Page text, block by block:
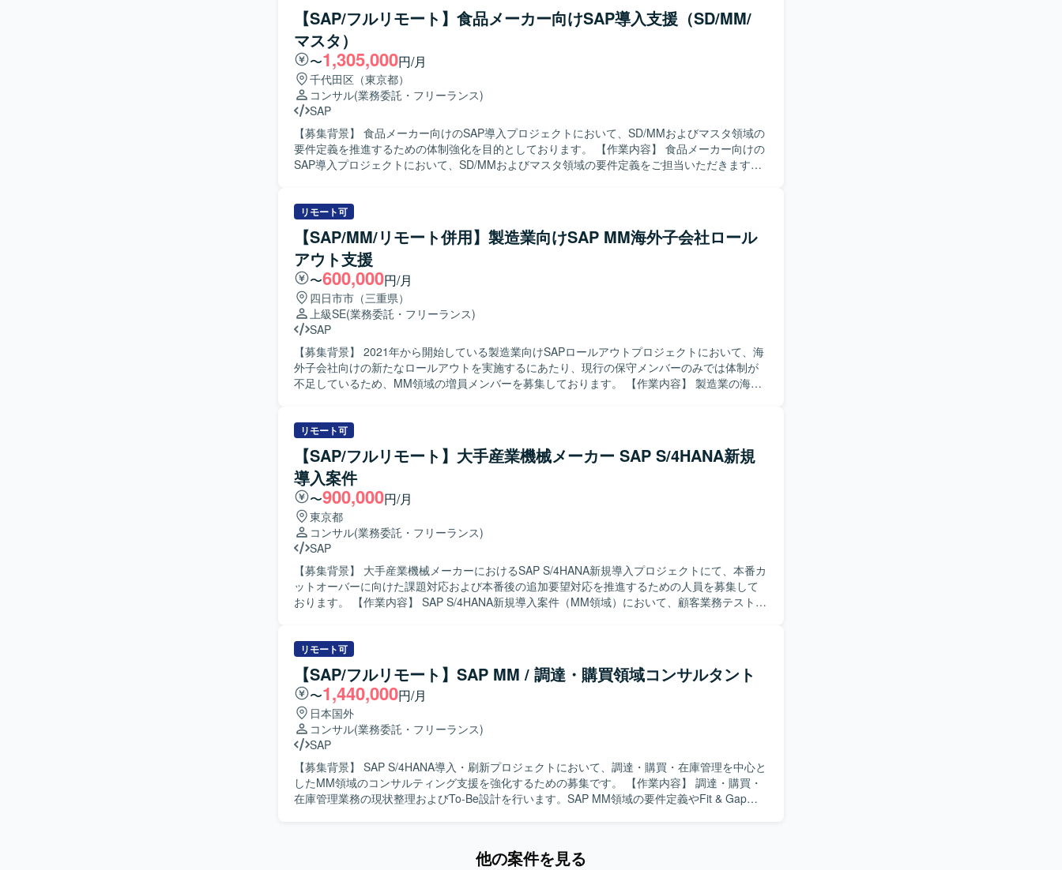
内容を開発工程に引き継ぎ、設計完了後は開発フェーズにも関与いただく想定です。 【求める
人物像】 顧客担当者やチームメンバーと積極的にコミュニケーションを図りながら、要件を正
しく汲み取り整理していける方を求めております。自ら課題を抽出し、周囲と協力しながら解
決に向けて主体的に動ける方にマッチするポジションです。 【ポジションの魅力】 大規模メー
カーの基幹となる管理システムの共通化プロジェクトに参画いただくことで、複数モジュール
をまたいだSAP導入・設計経験を積むことができます。上流工程から開発工程まで一連の流れ
に関わることで、業務知識と技術スキルの双方を高められる環境です。 【開発環境】 SAPを中
心とした生産・販売管理システムの構築環境となります。SD,MM,FI,COなど複数モジュールを
対象とした設計および開発を行います。
【SAP/フルリモート】食品メーカー向けSAP導入支援（SD/MM/
マスタ）
〜1,305,000円/月
千代田区（東京都）
コンサル(業務委託・フリーランス)
SAP
【募集背景】 食品メーカー向けのSAP導入プロジェクトにおいて、SD/MMおよびマスタ領域の
要件定義を推進するための体制強化を目的としております。 【作業内容】 食品メーカー向けの
SAP導入プロジェクトにおいて、SD/MMおよびマスタ領域の要件定義をご担当いただきます。
流工程をリードできる方を求めております。 【ポジションの魅力】 食品メーカー向けの大規模
SAP導入プロジェクトにおいて、SD/MMおよびマスタ領域の上流工程をリードする経験を積む
ことができます。 【開発環境】 SAPを中心としたERP環境での導入プロジェクトとなります。
リモート可
【SAP/MM/リモート併用】製造業向けSAP MM海外子会社ロール
アウト支援
〜600,000円/月
四日市市（三重県）
上級SE(業務委託・フリーランス)
SAP
【募集背景】 2021年から開始している製造業向けSAPロールアウトプロジェクトにおいて、海
外子会社向けの新たなロールアウトを実施するにあたり、現行の保守メンバーのみでは体制が
不足しているため、MM領域の増員メンバーを募集しております。 【作業内容】 製造業の海外
て、業務要件の整理を中心とした上流工程、またはABAP開発を中心とした実装工程のいずれ
か、もしくは両方をお任せいたします。 【求める人物像】 SAP MM領域への理解を深めながら
主体的に業務に取り組んでいただける方、ステークホルダーとコミュニケーションをとりなが
ら業務要件の整理や開発内容の調整を進めていただける方を求めております。 【ポジションの
魅力】 海外子会社向けロールアウトプロジェクトに参画することで、グローバルな業務プロセ
スとSAP標準機能の双方に関する知見を深めていただけます。また、ご経験に応じて上流工程
から実装工程まで幅広いフェーズに関わることができるため、MM領域の専門性とプロジェクト
推進力の双方を高めていただけます。 【開発環境】 SAP環境におけるMM領域を中心とした
FI、SD、PP、WMなど複数モジュールが連携するシステム構成で作業していただきます。
リモート可
【SAP/フルリモート】大手産業機械メーカー SAP S/4HANA新規
導入案件
〜900,000円/月
東京都
コンサル(業務委託・フリーランス)
SAP
【募集背景】 大手産業機械メーカーにおけるSAP S/4HANA新規導入プロジェクトにて、本番カ
ットオーバーに向けた課題対応および本番後の追加要望対応を推進するための人員を募集して
おります。 【作業内容】 SAP S/4HANA新規導入案件（MM領域）において、顧客業務テストの
す。 上記作業を進めるうえでの顧客との打ち合わせに参加し、業務内容や課題の整理を行って
いただきます。 本番カットオーバーに向けた課題・追加要望対応および本番カットオーバー後
の追加要望対応フェーズにおける業務を継続してご対応いただきます。 【求める人物像】 顧客
と直接会話しながら業務を進めることができ、報告・連絡・相談を適切に行っていただける方
を求めております。 SAP MMモジュールに関する未知の領域についても自ら調査し、主体的に
キャッチアップできる方を歓迎いたします。 業務や課題の背景を理解しながら、関係者と協調
して粘り強く対応いただける方にご活躍いただきたいと考えております。 【ポジションの魅
力】 大手産業機械メーカー向けのSAP S/4HANA新規導入プロジェクトに参画し、本番カットオ
ーバー前後の重要なフェーズに携わることができます。 MM領域における業務知識とSAPのス
キルを高めながら、顧客折衝や課題対応など上流寄りの経験を積むことができます。 本番後の
追加要望対応フェーズを通じて、継続的な業務改善やシステム活用に関わる経験を得ることが
リモート可
【SAP/フルリモート】SAP MM / 調達・購買領域コンサルタント
〜1,440,000円/月
日本国外
コンサル(業務委託・フリーランス)
SAP
【募集背景】 SAP S/4HANA導入・刷新プロジェクトにおいて、調達・購買・在庫管理を中心と
したMM領域のコンサルティング支援を強化するための募集です。 【作業内容】 調達・購買・
在庫管理業務の現状整理およびTo-Be設計を行います。SAP MM領域の要件定義やFit & Gapを
を求めています。日本語と英語でのコミュニケーションに長け、国内外の関係者と円滑に連携
他の案件を見る